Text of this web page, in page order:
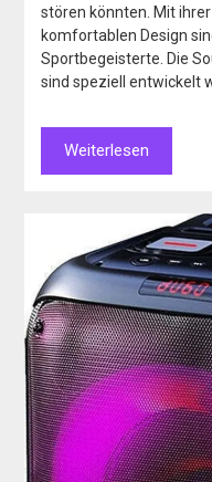
stören könnten. Mit
komfortablen Design
Sportbegeisterte. Die
sind speziell entwickelt
Weiterlesen